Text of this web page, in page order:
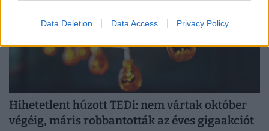
Data Deletion Data Access Privacy Policy
Hihetetlent húzott TEDi: nem vártak október
végéig, máris robbantották az éves gigaakciót